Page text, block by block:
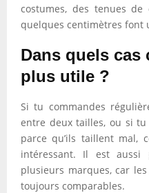
costumes, des tenues
quelques centimètres font
Dans quels cas
plus utile ?
Si tu commandes
entre deux tailles, ou si
parce qu’ils taillent mal,
intéressant. Il est
plusieurs marques, car
toujours comparables.